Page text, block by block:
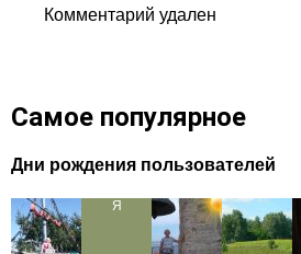
Комментарий удален
Самое популярное
Дни рождения пользователей